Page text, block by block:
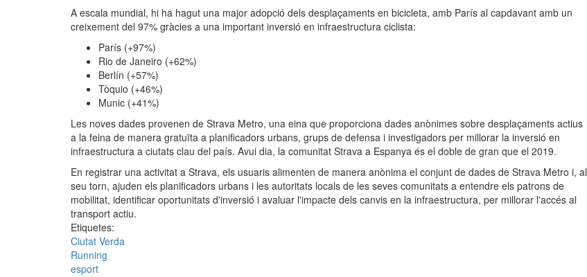
A escala mundial, hi ha hagut una major adopció dels desplaçaments en bicicleta, amb París al capdavant amb un
creixement del 97% gràcies a una important inversió en infraestructura ciclista:
París (+97%)
Rio de Janeiro (+62%)
Berlín (+57%)
Tòquio (+46%)
Munic (+41%)
Les noves dades provenen de Strava Metro, una eina que proporciona dades anònimes sobre desplaçaments actius
a la feina de manera gratuïta a planificadors urbans, grups de defensa i investigadors per millorar la inversió en
infraestructura a ciutats clau del país. Avui dia, la comunitat Strava a Espanya és el doble de gran que el 2019.
En registrar una activitat a Strava, els usuaris alimenten de manera anònima el conjunt de dades de Strava Metro i, al
seu torn, ajuden els planificadors urbans i les autoritats locals de les seves comunitats a entendre els patrons de
mobilitat, identificar oportunitats d'inversió i avaluar l'impacte dels canvis en la infraestructura, per millorar l'accés al
transport actiu.
Etiquetes:
Ciutat Verda
Running
esport